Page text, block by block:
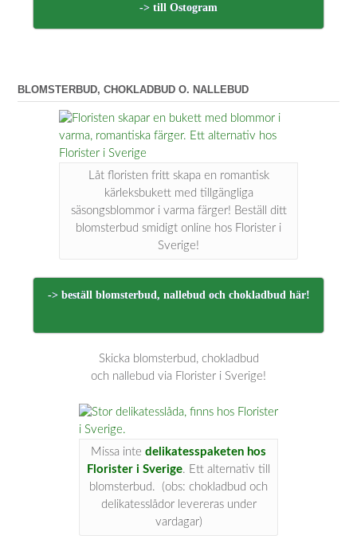
-> till Ostogram
BLOMSTERBUD, CHOKLADBUD O. NALLEBUD
Låt floristen fritt skapa en romantisk
kärleksbukett med tillgängliga
säsongsblommor i varma färger! Beställ ditt
blomsterbud smidigt online hos Florister i
Sverige!
-> beställ blomsterbud, nallebud och chokladbud här!
Skicka blomsterbud, chokladbud
och nallebud via Florister i Sverige!
Missa inte delikatesspaketen hos
Florister i Sverige. Ett alternativ till
blomsterbud. (obs: chokladbud och
delikatesslådor levereras under
vardagar)